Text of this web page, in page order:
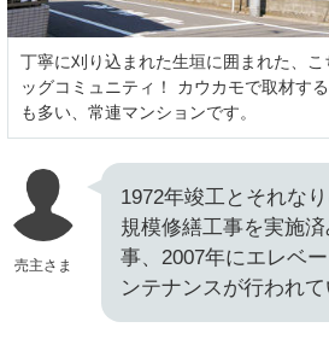
丁寧に刈り込まれた生垣に囲まれた、
ッグコミュニティ！ カウカモで取材
も多い、常連マンションです。
売主さま
1972年竣工とそれな
規模修繕工事を実施
事、2007年にエレベ
ンテナンスが行われて